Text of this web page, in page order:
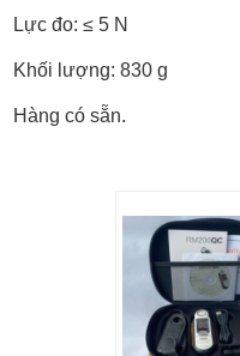
Lực đo: ≤ 5 N
Khối lượng: 830 g
Hàng có sẵn.